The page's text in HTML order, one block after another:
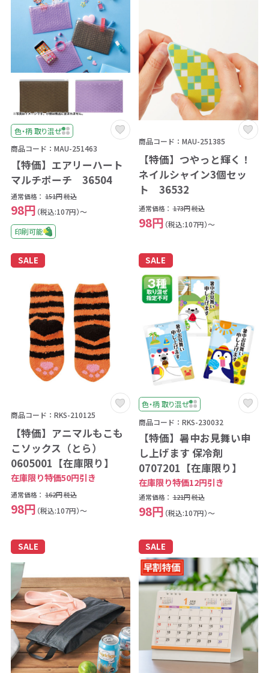
色・柄 取り混ぜ
商品コード：MAU-251463
【特価】エアリーハート
マルチポーチ 36504
通常価格： 151円税込
98円 （税込:107円）～
印刷可能
商品コード：MAU-251385
【特価】つやっと輝く！
ネイルシャイン3個セッ
ト 36532
通常価格： 173円税込
98円 （税込:107円）～
SALE
商品コード：RKS-210125
【特価】アニマルもこも
こソックス（とら）
0605001【在庫限り】
在庫限り特価50円引き
通常価格： 162円税込
98円 （税込:107円）～
SALE
色・柄 取り混ぜ
商品コード：RKS-230032
【特価】暑中お見舞い申
し上げます 保冷剤
0707201【在庫限り】
在庫限り特価12円引き
通常価格： 121円税込
98円 （税込:107円）～
SALE SALE